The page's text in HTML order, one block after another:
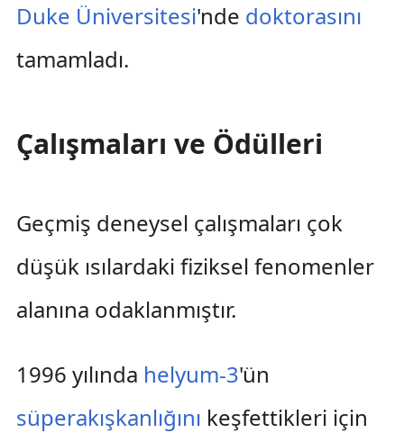
Duke Üniversitesi'nde doktorasını
tamamladı.
Çalışmaları ve Ödülleri
Geçmiş deneysel çalışmaları çok
düşük ısılardaki fiziksel fenomenler
alanına odaklanmıştır.
1996 yılında helyum-3'ün
süperakışkanlığını keşfettikleri için